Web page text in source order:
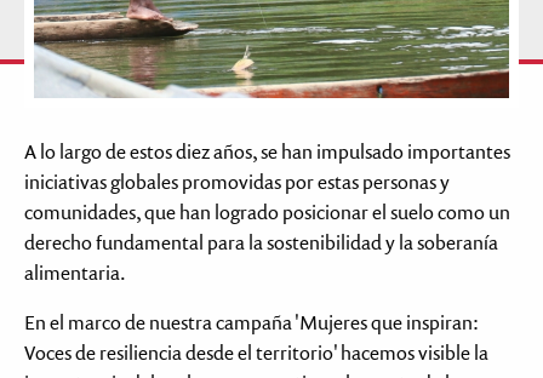
A lo largo de estos diez años, se han impulsado importantes
iniciativas globales promovidas por estas personas y
comunidades, que han logrado posicionar el suelo como un
derecho fundamental para la sostenibilidad y la soberanía
alimentaria.
En el marco de nuestra campaña 'Mujeres que inspiran:
Voces de resiliencia desde el territorio' hacemos visible la